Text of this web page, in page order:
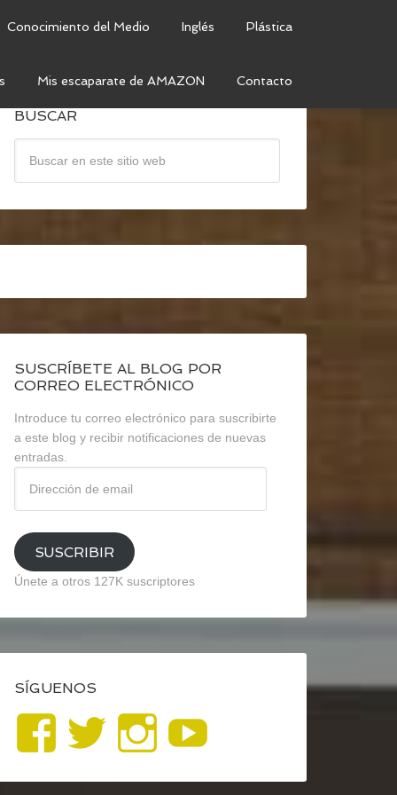
Conocimiento del Medio Inglés Plástica
Mis escaparate de AMAZON Contacto
BUSCAR
SUSCRÍBETE AL BLOG POR
CORREO ELECTRÓNICO
Introduce tu correo electrónico para suscribirte
a este blog y recibir notificaciones de nuevas
entradas.
email
SUSCRIBIR
Únete a otros 127K suscriptores
SÍGUENOS
Ver
perfil
Ver
perfil
Ver
perfil